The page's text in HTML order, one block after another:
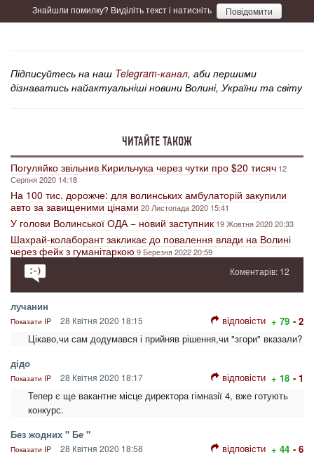
Знайшли помилку? Виділіть текст і натисніть Повідомити
Підписуйтесь на наш Telegram-канал, аби першими
дізнаватись найактуальніші новини Волині, України та світу
ЧИТАЙТЕ ТАКОЖ
Погуляйко звільнив Кирильчука через чутки про $20 тисяч 12
Серпня 2020 14:18
На 100 тис. дорожче: для волинських амбулаторій закупили
авто за завищеними цінами20 Листопада 2020 15:41
У голови Волинської ОДА − новий заступник 19 Жовтня 2020 20:33
Шахрай-колаборант закликає до повалення влади на Волині
через фейк з гуманітаркою9 Березня 2022 20:59
Коментарів: 12
лучанин
Показати IP 28 Квітня 2020 18:15 відповісти + 79 - 2
Цікаво,чи сам додумався і прийняв рішення,чи "згори" вказали?
дідо
Показати IP 28 Квітня 2020 18:17 відповісти + 18 - 1
Тепер є ще вакантне місце директора гімназії 4, вже готують
конкурс.
Без жодних " Бе "
Показати IP 28 Квітня 2020 18:58 відповісти + 44 - 6